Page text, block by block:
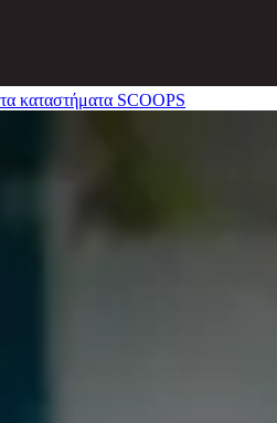
καταστήματα SCOOPS